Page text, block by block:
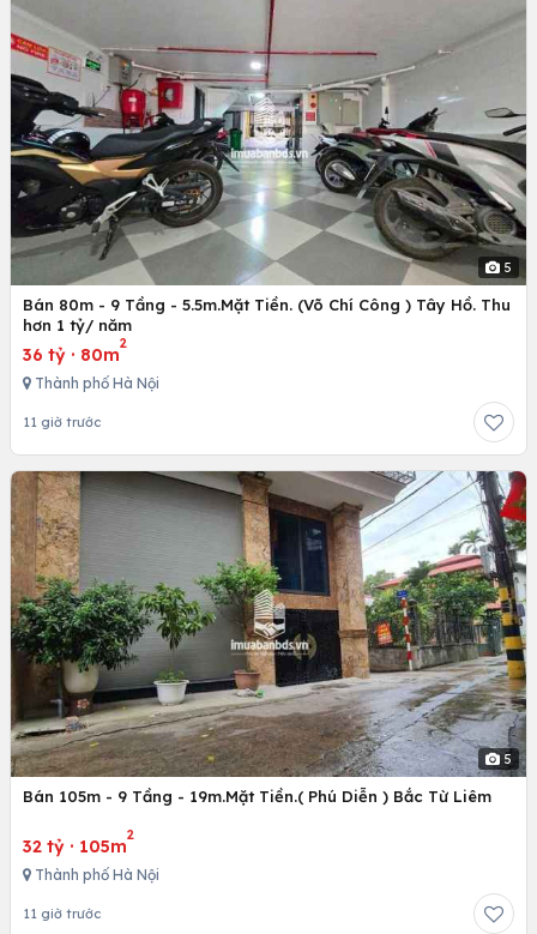
5
Bán 80m - 9 Tầng - 5.5m.Mặt Tiền. (Võ Chí Công ) Tây Hồ. Thu
hơn 1 tỷ/ năm
36 tỷ · 80m
2
Thành phố Hà Nội
11 giờ trước
5
Bán 105m - 9 Tầng - 19m.Mặt Tiền.( Phú Diễn ) Bắc Từ Liêm
32 tỷ · 105m
2
Thành phố Hà Nội
11 giờ trước